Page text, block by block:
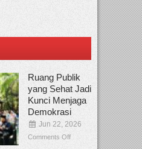
Ruang Publik
yang Sehat Jadi
Kunci Menjaga
Demokrasi
Jun 22, 2026
Comments Off